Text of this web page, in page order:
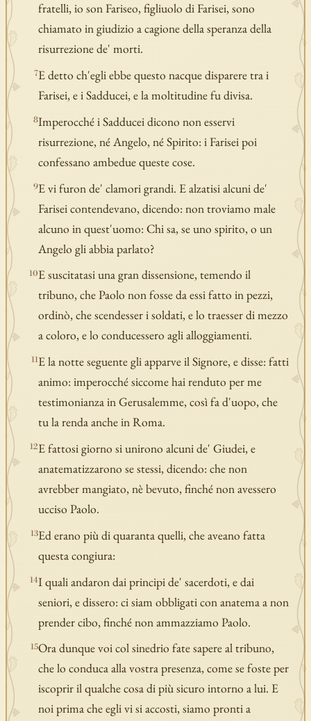
fratelli, io son Fariseo, figliuolo di Farisei, sono
chiamato in giudizio a cagione della speranza della
risurrezione de' morti.
7E detto ch'egli ebbe questo nacque disparere tra i
Farisei, e i Sadducei, e la moltitudine fu divisa.
8Imperocché i Sadducei dicono non esservi
risurrezione, né Angelo, né Spirito: i Farisei poi
confessano ambedue queste cose.
9E vi furon de' clamori grandi. E alzatisi alcuni de'
Farisei contendevano, dicendo: non troviamo male
alcuno in quest'uomo: Chi sa, se uno spirito, o un
Angelo gli abbia parlato?
10E suscitatasi una gran dissensione, temendo il
tribuno, che Paolo non fosse da essi fatto in pezzi,
ordinò, che scendesser i soldati, e lo traesser di mezzo
a coloro, e lo conducessero agli alloggiamenti.
11E la notte seguente gli apparve il Signore, e disse: fatti
animo: imperocché siccome hai renduto per me
testimonianza in Gerusalemme, così fa d'uopo, che
tu la renda anche in Roma.
12E fattosi giorno si unirono alcuni de' Giudei, e
anatematizzarono se stessi, dicendo: che non
avrebber mangiato, nè bevuto, finché non avessero
ucciso Paolo.
13Ed erano più di quaranta quelli, che aveano fatta
questa congiura:
14I quali andaron dai principi de' sacerdoti, e dai
seniori, e dissero: ci siam obbligati con anatema a non
prender cibo, finché non ammazziamo Paolo.
15Ora dunque voi col sinedrio fate sapere al tribuno,
che lo conduca alla vostra presenza, come se foste per
iscoprir il qualche cosa di più sicuro intorno a lui. E
noi prima che egli vi si accosti, siamo pronti a